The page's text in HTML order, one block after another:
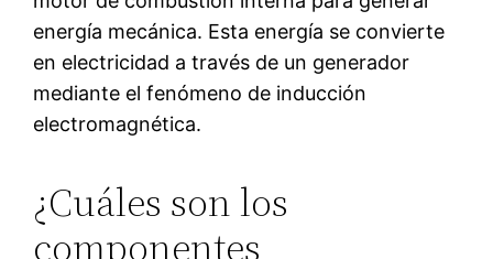
energía mecánica. Esta energía se convierte
en electricidad a través de un generador
mediante el fenómeno de inducción
electromagnética.
¿Cuáles son los
componentes